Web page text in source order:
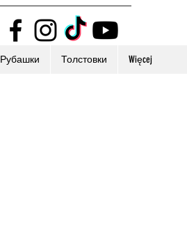
Рубашки Толстовки Więcej